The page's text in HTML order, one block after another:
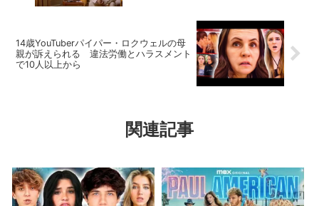
14歳YouTuberパイパー・ロクウェルの母
親が訴えられる 違法労働とハラスメント
で10人以上から
関連記事